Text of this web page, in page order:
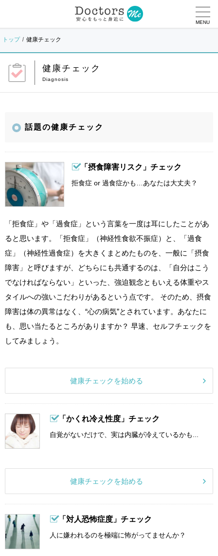
MENU
トップ 健康チェック
健康チェック
話題の健康チェック
「摂食障害リスク」チェック
拒食症 or 過食症かも…あなたは大丈夫？
「拒食症」や「過食症」という言葉を一度は耳にしたことがあ
ると思います。「拒食症」（神経性食欲不振症）と、「過食
症」（神経性過食症）を大きくまとめたものを、一般に「摂食
障害」と呼びますが、どちらにも共通するのは、「自分はこう
でなければならない」といった、強迫観念ともいえる体重やス
タイルへの強いこだわりがあるという点です。 そのため、摂食
障害は体の異常はなく、“心の病気”とされています。あなたに
も、思い当たるところがありますか？ 早速、セルフチェックを
してみましょう。
健康チェックを始める
「かくれ冷え性度」チェック
自覚がないだけで、実は内臓が冷えているかも...
健康チェックを始める
「対人恐怖症度」チェック
人に嫌われるのを極端に怖がってませんか？